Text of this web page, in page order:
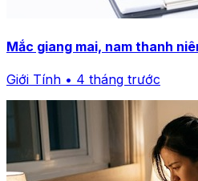
Mắc giang mai, nam thanh
Giới Tính • 4 tháng trước